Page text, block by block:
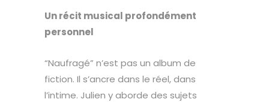
Un récit musical profondément
personnel
“Naufragé” n’est pas un album de
fiction. Il s’ancre dans le réel, dans
l’intime. Julien y aborde des sujets